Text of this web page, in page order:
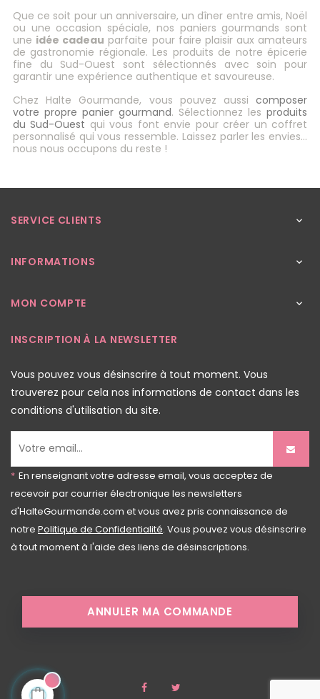
Que ce soit pour un anniversaire, un dîner entre amis, Noël
ou une occasion spéciale, nos paniers gourmands sont
une idée cadeau parfaite pour faire plaisir aux amateurs
de gastronomie régionale. Les produits de notre épicerie
fine du Sud-Ouest sont sélectionnés avec soin pour
garantir une expérience authentique et savoureuse.
Chez Halte Gourmande, vous pouvez aussi composer
votre propre panier gourmand. Sélectionnez les produits
du Sud-Ouest qui vous font envie pour créer un coffret
personnalisé qui vous ressemble. Laissez parler les envies…
nous nous occupons du reste !
SERVICE CLIENTS 
INFORMATIONS 
MON COMPTE 
INSCRIPTION À LA NEWSLETTER
Vous pouvez vous désinscrire à tout moment. Vous
trouverez pour cela nos informations de contact dans les
conditions d'utilisation du site.
* En renseignant votre adresse email, vous acceptez de
recevoir par courrier électronique les newsletters
d'HalteGourmande.com et vous avez pris connaissance de
notre Politique de Confidentialité. Vous pouvez vous désinscrire
à tout moment à l'aide des liens de désinscriptions.
ANNULER MA COMMANDE
Facebook